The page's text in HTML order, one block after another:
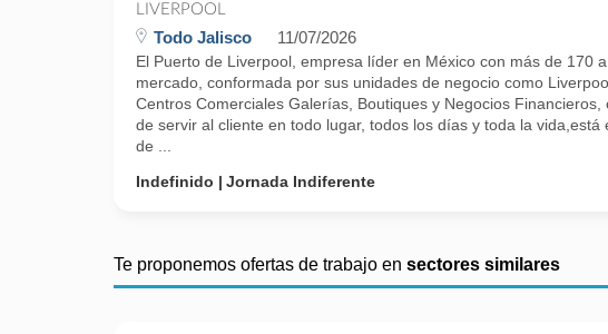
LIVERPOOL
Todo Jalisco 11/07/2026
El Puerto de Liverpool, empresa líder en México con más de 170
mercado, conformada por sus unidades de negocio como
Centros Comerciales Galerías, Boutiques y Negocios Financieros,
de servir al cliente en todo lugar, todos los días y toda la vida,está
de ...
Indefinido
Jornada Indiferente
Te proponemos ofertas de trabajo en sectores similares